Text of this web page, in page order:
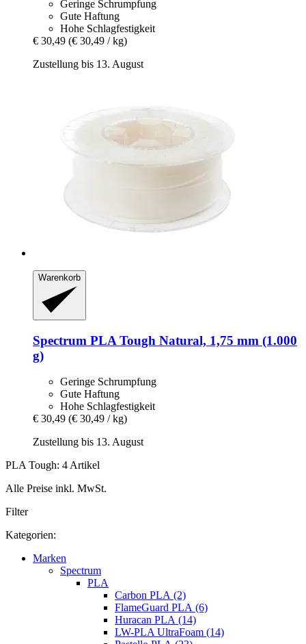
Geringe Schrumpfung
Gute Haftung
Hohe Schlagfestigkeit
€ 30,49 (€ 30,49 / kg)
Zustellung bis 13. August
Warenkorb
Spectrum PLA Tough Natural, 1,75 mm (1.000
g)
Geringe Schrumpfung
Gute Haftung
Hohe Schlagfestigkeit
€ 30,49 (€ 30,49 / kg)
Zustellung bis 13. August
PLA Tough: 4 Artikel
Alle Preise inkl. MwSt.
Filter
Kategorien:
Marken
Spectrum
PLA
Carbon PLA (2)
FlameGuard PLA (6)
Huracan PLA (14)
LW-PLA UltraFoam (14)